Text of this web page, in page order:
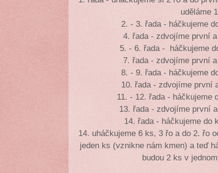
uděláme
2. - 3. řada - háčkujeme
4. řada - zdvojíme první
5. - 6. řada - háčkujeme
7. řada - zdvojíme první
8. - 9. řada - háčkujeme
10. řada - zdvojíme první
11. - 12. řada - háčkujeme
13. řada - zdvojíme první
14. řada - háčkujeme do
14. uháčkujeme 6 ks, 3 řo a do 2. řo
jeden ks (vznikne nám kmen) a teď
budou 2 ks v